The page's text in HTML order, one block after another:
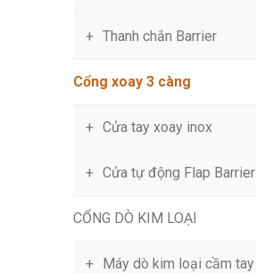
Thanh chắn Barrier
Cổng xoay 3 càng
Cửa tay xoay inox
Cửa tự động Flap Barrier
CỔNG DÒ KIM LOẠI
Máy dò kim loại cầm tay